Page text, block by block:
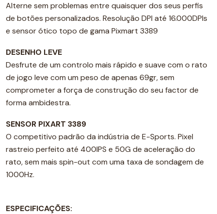
Alterne sem problemas entre quaisquer dos seus perfis
de botões personalizados. Resolução DPI até 16.000DPIs
e sensor ótico topo de gama Pixmart 3389
DESENHO LEVE
Desfrute de um controlo mais rápido e suave com o rato
de jogo leve com um peso de apenas 69gr, sem
comprometer a força de construção do seu factor de
forma ambidestra.
SENSOR PIXART 3389
O competitivo padrão da indústria de E-Sports. Pixel
rastreio perfeito até 400IPS e 50G de aceleração do
rato, sem mais spin-out com uma taxa de sondagem de
1000Hz.
ESPECIFICAÇÕES: